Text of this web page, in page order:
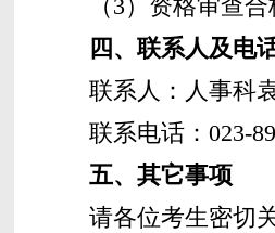
（3）资格审查
四、联系人及电
联系人：人事科
联系电话： 023-
五、 其它事项
请各位考生密切